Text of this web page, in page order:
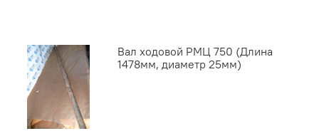
Вал ходовой РМЦ 750 (Длина
1478мм, диаметр 25мм)